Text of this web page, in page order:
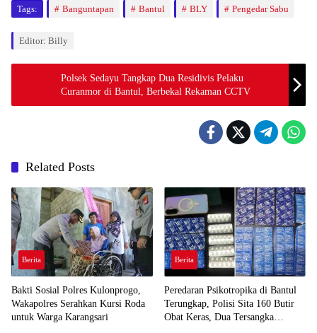
Tags: Banguntapan Bantul BLY Pengedar Sabu
Editor: Billy
Polsek Sedayu Tangkap Dua Residivis Pelaku
Curanmor di Bantul, Berbekal Rekaman CCTV
Related Posts
Berita
Bakti Sosial Polres Kulonprogo,
Wakapolres Serahkan Kursi Roda
untuk Warga Karangsari
Berita
Peredaran Psikotropika di Bantul
Terungkap, Polisi Sita 160 Butir
Obat Keras, Dua Tersangka